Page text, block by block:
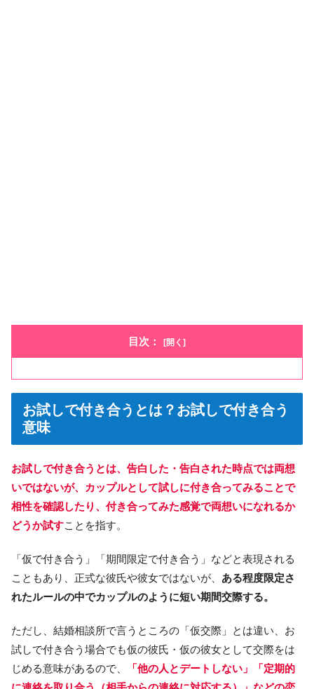
目次：
お試しで付き合うとは？お試しで付き合う
意味
お試しで付き合うとは、告白した・告白された時点では両想
いではないが、カップルとして試しに付き合ってみることで
相性を確認したり、付き合ってみた感覚で両想いになれるか
どうか試すことを指す。
「仮で付き合う」「期間限定で付き合う」などと表現される
こともあり、正式な彼氏や彼女ではないが、 ある程度限定さ
れたルールの中でカップルのように短い期間交際する。
ただし、結婚相談所で言うところの「仮交際」とは違い、お
試しで付き合う場合でも仮の彼氏・仮の彼女として交際をは
じめる意味があるので、
「他の人とデートしない」「定期的